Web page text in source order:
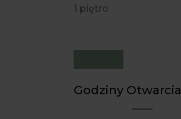
1 piętro
Godziny Otwarcia